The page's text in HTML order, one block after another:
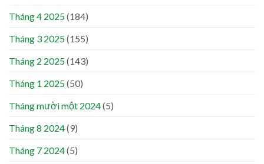
Tháng 4 2025(184)
Tháng 3 2025(155)
Tháng 2 2025(143)
Tháng 1 2025(50)
Tháng mười một 2024(5)
Tháng 8 2024(9)
Tháng 7 2024(5)